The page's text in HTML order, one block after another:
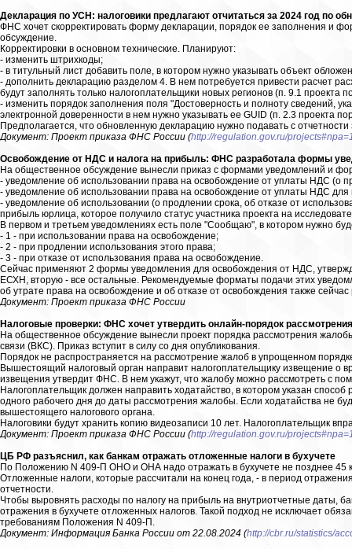
Декларация по УСН: налоговики предлагают отчитаться за 2024 год по
ФНС хочет скорректировать форму декларации, порядок ее заполнения и
обсуждение.
Корректировки в основном технические. Планируют:
- изменить штрихкоды;
- в титульный лист добавить поле, в котором нужно указывать объект
- дополнить декларацию разделом 4. В нем потребуется привести расчет
будут заполнять только налогоплательщики новых регионов (п. 9.1 проекта
- изменить порядок заполнения поля "Достоверность и полноту сведений,
электронной доверенности в нем нужно указывать ее GUID (п. 2.3 проекта
Предполагается, что обновленную декларацию нужно подавать с отчетности
Документ: Проект приказа ФНС России (http://regulation.gov.ru/
Освобождение от НДС и налога на прибыль: ФНС разработала формы
На общественное обсуждение вынесли приказ с формами уведомлений и
- уведомление об использовании права на освобождение от уплаты НДС (о
- уведомление об использовании права на освобождение от уплаты НДС
- уведомление об использовании (о продлении срока, об отказе от
прибыль юрлица, которое получило статус участника проекта на
В первом и третьем уведомлениях есть поле "Сообщаю", в котором нужно
- 1 - при использовании права на освобождение;
- 2 - при продлении использования этого права;
- 3 - при отказе от использования права на освобождение.
Сейчас применяют 2 формы уведомления для освобождения от НДС,
ЕСХН, вторую - все остальные. Рекомендуемые форматы подачи этих
об утрате права на освобождение и об отказе от освобождения также
Документ: Проект приказа ФНС России
Налоговые проверки: ФНС хочет утвердить онлайн-порядок
На общественное обсуждение вынесли проект порядка рассмотрения
связи (ВКС). Приказ вступит в силу со дня опубликования.
Порядок не распространяется на рассмотрение жалоб в упрощенном
Вышестоящий налоговый орган направит налогоплательщику извещение
извещения утвердит ФНС. В нем укажут, что жалобу можно рассмотреть с
Налогоплательщик должен направить ходатайство, в котором указан
одного рабочего дня до даты рассмотрения жалобы. Если ходатайства не
вышестоящего налогового органа.
Налоговики будут хранить копию видеозаписи 10 лет. Налогоплательщик
Документ: Проект приказа ФНС России (http://regulation.gov.ru/
ЦБ РФ разъяснил, как банкам отражать отложенные налоги в бухучете
По Положению N 409-П ОНО и ОНА надо отражать в бухучете не позднее 45
Отложенные налоги, которые рассчитали на конец года, - в период
отчетности.
Чтобы выровнять расходы по налогу на прибыль на внутриотчетные даты,
отражения в бухучете отложенных налогов. Такой подход не исключает
требованиям Положения N 409-П.
Документ: Информация Банка России от 22.08.2024 (http://cbr.ru/statistics/